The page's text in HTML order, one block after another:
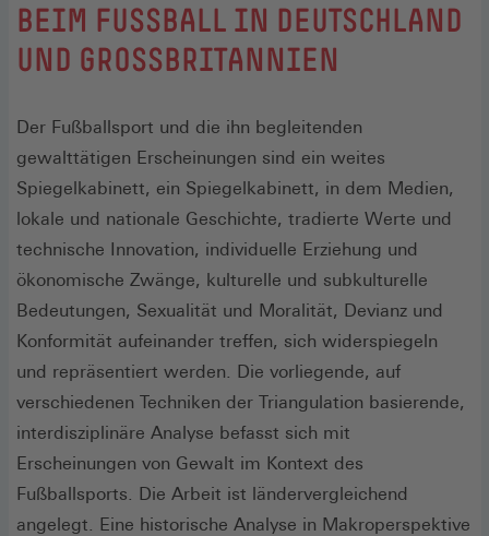
BEIM FUSSBALL IN DEUTSCHLAND U
ND GROSSBRITANNIEN
Der Fußballsport und die ihn begleitenden
gewalttätigen Erscheinungen sind ein weites
Spiegelkabinett, ein Spiegelkabinett, in dem Medien,
lokale und nationale Geschichte, tradierte Werte und
technische Innovation, individuelle Erziehung und
ökonomische Zwänge, kulturelle und subkulturelle
Bedeutungen, Sexualität und Moralität, Devianz und
Konformität aufeinander treffen, sich widerspiegeln
und repräsentiert werden. Die vorliegende, auf
verschiedenen Techniken der Triangulation basierende,
interdisziplinäre Analyse befasst sich mit
Erscheinungen von Gewalt im Kontext des
Fußballsports. Die Arbeit ist ländervergleichend
angelegt. Eine historische Analyse in Makroperspektive